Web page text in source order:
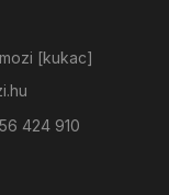
[kukac]
424 910